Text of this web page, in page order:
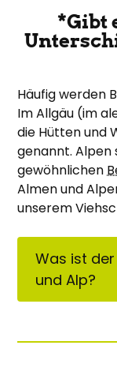
*Gibt
Häufig werden
Im Allgäu (im
die Hütten und
genannt. Alpen
gewöhnlichen
Almen und
unserem
Was ist
und Alp?